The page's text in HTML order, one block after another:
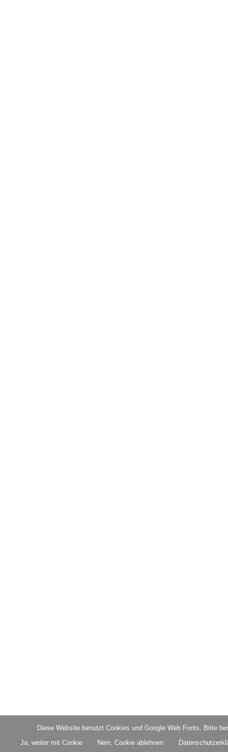
Diese Website benutzt Cookies und Google Web Fonts. Bitte
Ja, weiter mit Cookie
Nein, Cookie ablehnen